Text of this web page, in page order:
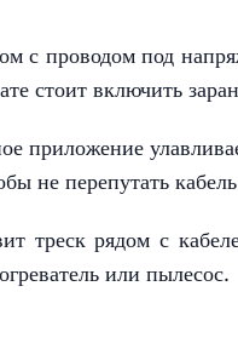
с проводом под
стоит включить
приложение
не перепутать
треск рядом с
или пылесос.